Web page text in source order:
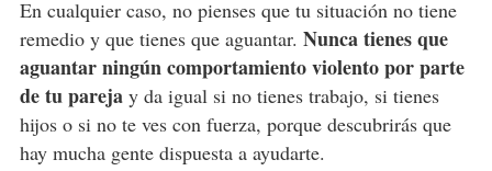
En cualquier caso, no pienses que tu situación no tiene
remedio y que tienes que aguantar. Nunca tienes que
aguantar ningún comportamiento violento por parte
de tu parejay da igual si no tienes trabajo, si tienes
hijos o si no te ves con fuerza, porque descubrirás que
hay mucha gente dispuesta a ayudarte.